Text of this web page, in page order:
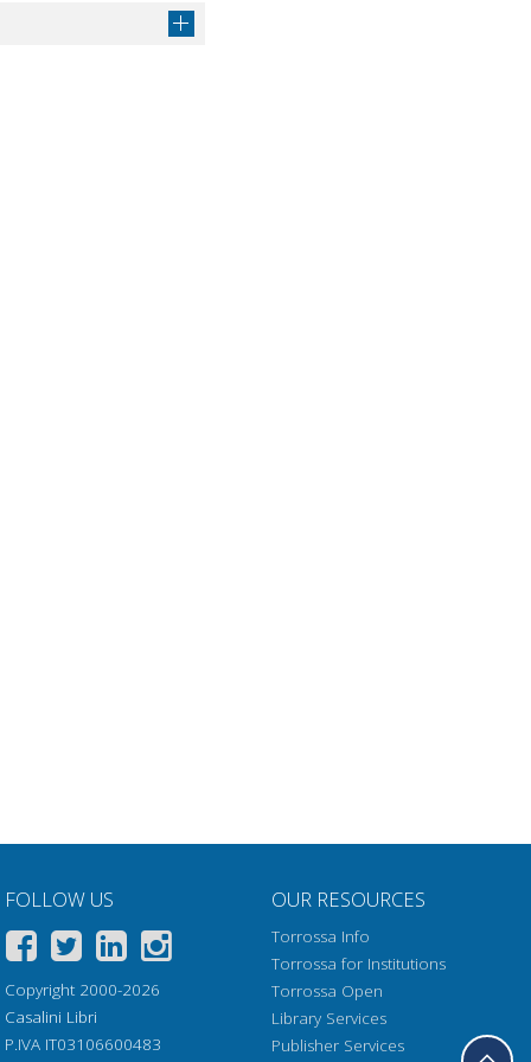
Get chapter
alla
Get chapter
di
Get chapter
Get chapter
FOLLOW US
Copyright 2000-2026
Casalini Libri
P.IVA IT03106600483
OUR RESOURCES
Torrossa Info
Torrossa for Institutions
Torrossa Open
Library Services
Publisher Services